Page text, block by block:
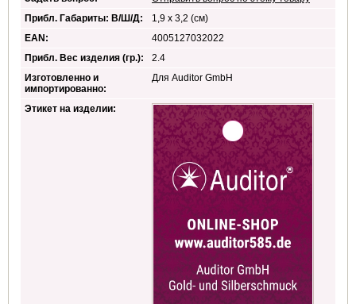
Прибл. Габариты: В/Ш/Д:
1,9 x 3,2 (см)
EAN:
4005127032022
Прибл. Вес изделия (гр.):
2.4
Изготовленно и
импортированно:
Для Auditor GmbH
Этикет на изделии: